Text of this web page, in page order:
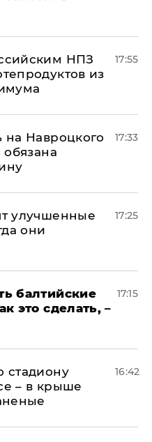
НПЗ
из
17:55
на Навроцкого
17:33
улучшенные
они
17:25
балтийские
это сделать, –
17:15
стадиону
– в крыше
16:42